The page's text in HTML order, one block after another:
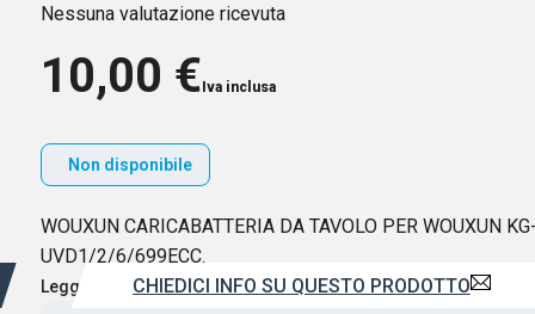
Nessuna valutazione ricevuta
10,00 € Iva inclusa
Non disponibile
WOUXUN CARICABATTERIA DA TAVOLO PER WOUXUN
UVD1/2/6/699ECC.
Leggi di più CHIEDICI INFO SU QUESTO PRODOTTO